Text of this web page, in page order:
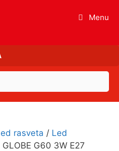
Menu
rasveta / Led
G60 3W E27